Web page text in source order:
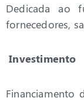
Dedicada ao
fornecedores,
Investimento
Financiamento